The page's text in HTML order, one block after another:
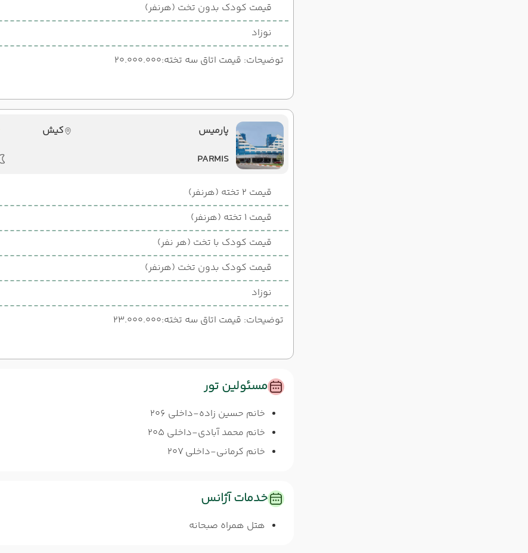
قیمت کودک بدون تخت (هرنفر)
نوزاد
توضیحات: قیمت اتاق سه تخته:20.000.000
پارمیس
کیش
PARMIS
قیمت 2 تخته (هرنفر)
قیمت 1 تخته (هرنفر)
قیمت کودک با تخت (هر نفر)
قیمت کودک بدون تخت (هرنفر)
نوزاد
توضیحات: قیمت اتاق سه تخته:23.000.000
مسئولین تور
خانم حسین زاده-داخلی 206
خانم محمد آبادی-داخلی 205
خانم کرمانی-داخلی 207
خدمات آژانس
هتل همراه صبحانه